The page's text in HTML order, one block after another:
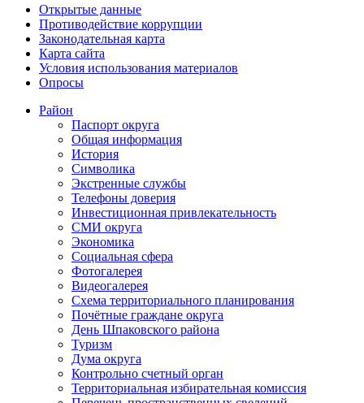
Открытые данные
Противодействие коррупции
Законодательная карта
Карта сайта
Условия использования материалов
Опросы
Район
Паспорт округа
Общая информация
История
Символика
Экстренные службы
Телефоны доверия
Инвестиционная привлекательность
СМИ округа
Экономика
Социальная сфера
Фотогалерея
Видеогалерея
Схема территориального планирования
Почётные граждане округа
День Шпаковского района
Туризм
Дума округа
Контрольно счетный орган
Территориальная избирательная комиссия